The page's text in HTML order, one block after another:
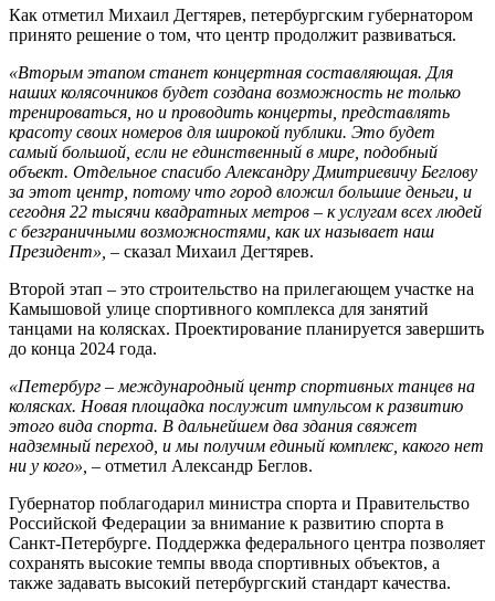
Как отметил Михаил Дегтярев, петербургским губернатором
принято решение о том, что центр продолжит развиваться.
«Вторым этапом станет концертная составляющая. Для
наших колясочников будет создана возможность не только
тренироваться, но и проводить концерты, представлять
красоту своих номеров для широкой публики. Это будет
самый большой, если не единственный в мире, подобный
объект. Отдельное спасибо Александру Дмитриевичу Беглову
за этот центр, потому что город вложил большие деньги, и
сегодня 22 тысячи квадратных метров – к услугам всех людей
с безграничными возможностями, как их называет наш
Президент», – сказал Михаил Дегтярев.
Второй этап – это строительство на прилегающем участке на
Камышовой улице спортивного комплекса для занятий
танцами на колясках. Проектирование планируется завершить
до конца 2024 года.
«Петербург – международный центр спортивных танцев на
колясках. Новая площадка послужит импульсом к развитию
этого вида спорта. В дальнейшем два здания свяжет
надземный переход, и мы получим единый комплекс, какого нет
ни у кого», – отметил Александр Беглов.
Губернатор поблагодарил министра спорта и Правительство
Российской Федерации за внимание к развитию спорта в
Санкт‑Петербурге. Поддержка федерального центра позволяет
сохранять высокие темпы ввода спортивных объектов, а
также задавать высокий петербургский стандарт качества.